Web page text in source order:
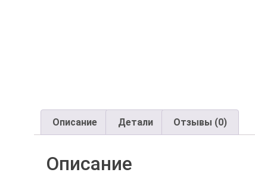
Описание Детали Отзывы (0)
Описание